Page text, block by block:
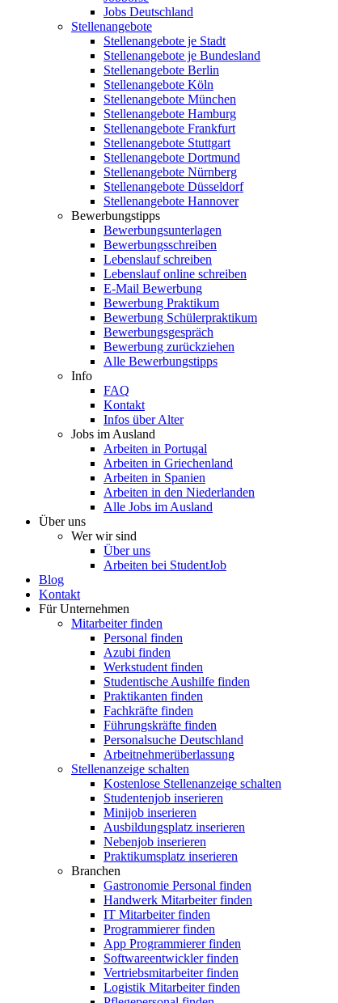
Jobs Deutschland
Stellenangebote
Stellenangebote je Stadt
Stellenangebote je Bundesland
Stellenangebote Berlin
Stellenangebote Köln
Stellenangebote München
Stellenangebote Hamburg
Stellenangebote Frankfurt
Stellenangebote Stuttgart
Stellenangebote Dortmund
Stellenangebote Nürnberg
Stellenangebote Düsseldorf
Stellenangebote Hannover
Bewerbungstipps
Bewerbungsunterlagen
Bewerbungsschreiben
Lebenslauf schreiben
Lebenslauf online schreiben
E-Mail Bewerbung
Bewerbung Praktikum
Bewerbung Schülerpraktikum
Bewerbungsgespräch
Bewerbung zurückziehen
Alle Bewerbungstipps
Info
FAQ
Kontakt
Infos über Alter
Jobs im Ausland
Arbeiten in Portugal
Arbeiten in Griechenland
Arbeiten in Spanien
Arbeiten in den Niederlanden
Alle Jobs im Ausland
Über uns
Wer wir sind
Über uns
Arbeiten bei StudentJob
Blog
Kontakt
Für Unternehmen
Mitarbeiter finden
Personal finden
Azubi finden
Werkstudent finden
Studentische Aushilfe finden
Praktikanten finden
Fachkräfte finden
Führungskräfte finden
Personalsuche Deutschland
Arbeitnehmerüberlassung
Stellenanzeige schalten
Kostenlose Stellenanzeige schalten
Studentenjob inserieren
Minijob inserieren
Ausbildungsplatz inserieren
Nebenjob inserieren
Praktikumsplatz inserieren
Branchen
Gastronomie Personal finden
Handwerk Mitarbeiter finden
IT Mitarbeiter finden
Programmierer finden
App Programmierer finden
Softwareentwickler finden
Vertriebsmitarbeiter finden
Logistik Mitarbeiter finden